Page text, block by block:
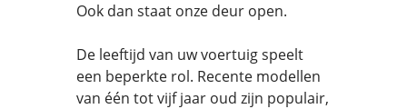
Ook dan staat onze deur open.
De leeftijd van uw voertuig speelt
een beperkte rol. Recente modellen
van één tot vijf jaar oud zijn populair,